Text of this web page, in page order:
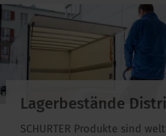
Lagerbestände
SCHURTER Produkte sind